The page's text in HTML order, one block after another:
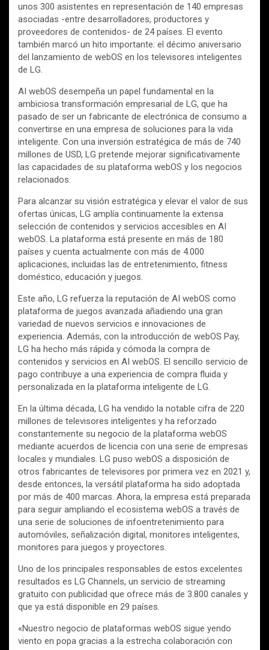
unos 300 asistentes en representación de 140 empresas
asociadas -entre desarrolladores, productores y
proveedores de contenidos- de 24 países. El evento
también marcó un hito importante: el décimo aniversario
del lanzamiento de webOS en los televisores inteligentes
de LG.
AI webOS desempeña un papel fundamental en la
ambiciosa transformación empresarial de LG, que ha
pasado de ser un fabricante de electrónica de consumo a
convertirse en una empresa de soluciones para la vida
inteligente. Con una inversión estratégica de más de 740
millones de USD, LG pretende mejorar significativamente
las capacidades de su plataforma webOS y los negocios
relacionados.
Para alcanzar su visión estratégica y elevar el valor de sus
ofertas únicas, LG amplía continuamente la extensa
selección de contenidos y servicios accesibles en AI
webOS. La plataforma está presente en más de 180
países y cuenta actualmente con más de 4.000
aplicaciones, incluidas las de entretenimiento, fitness
doméstico, educación y juegos.
Este año, LG refuerza la reputación de AI webOS como
plataforma de juegos avanzada añadiendo una gran
variedad de nuevos servicios e innovaciones de
experiencia. Además, con la introducción de webOS Pay,
LG ha hecho más rápida y cómoda la compra de
contenidos y servicios en AI webOS. El sencillo servicio de
pago contribuye a una experiencia de compra fluida y
personalizada en la plataforma inteligente de LG.
En la última década, LG ha vendido la notable cifra de 220
millones de televisores inteligentes y ha reforzado
constantemente su negocio de la plataforma webOS
mediante acuerdos de licencia con una serie de empresas
locales y mundiales. LG puso webOS a disposición de
otros fabricantes de televisores por primera vez en 2021 y,
desde entonces, la versátil plataforma ha sido adoptada
por más de 400 marcas. Ahora, la empresa está preparada
para seguir ampliando el ecosistema webOS a través de
una serie de soluciones de infoentretenimiento para
automóviles, señalización digital, monitores inteligentes,
monitores para juegos y proyectores.
Uno de los principales responsables de estos excelentes
resultados es LG Channels, un servicio de streaming
gratuito con publicidad que ofrece más de 3.800 canales y
que ya está disponible en 29 países.
«Nuestro negocio de plataformas webOS sigue yendo
viento en popa gracias a la estrecha colaboración con